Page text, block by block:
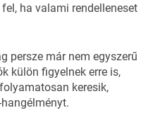
ha valami rendelleneset
persze már nem egyszerű
külön figyelnek erre is,
keresik,